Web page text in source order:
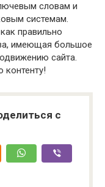
словам и
системам.
правильно
имеющая большое
сайта.
контенту!
с